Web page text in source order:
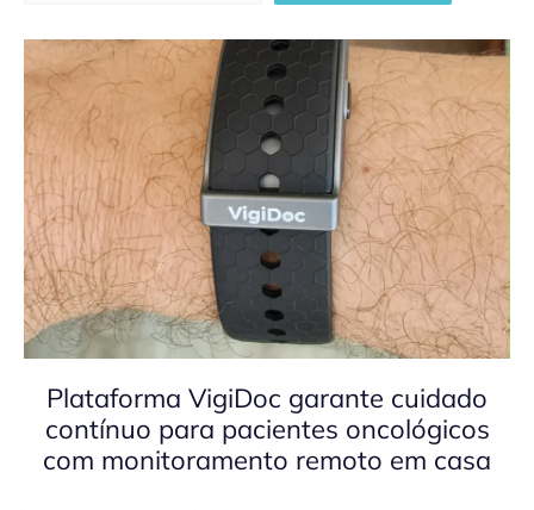
Plataforma VigiDoc garante cuidado
contínuo para pacientes oncológicos
com monitoramento remoto em casa